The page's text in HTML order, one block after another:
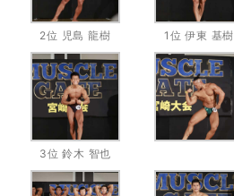
2位 児島 龍樹 1位 伊東 基樹
3位 鈴木 智也